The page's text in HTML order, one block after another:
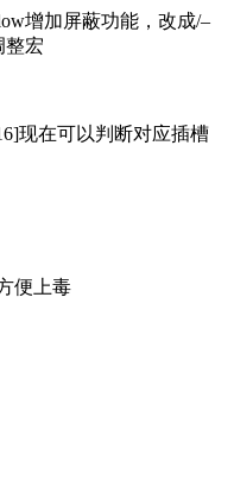
增加屏蔽功能，改成/–
整宏
现在可以判断对应插槽
便上毒